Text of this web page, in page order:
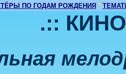
ПО ГОДАМ РОЖДЕНИЯ *
.::